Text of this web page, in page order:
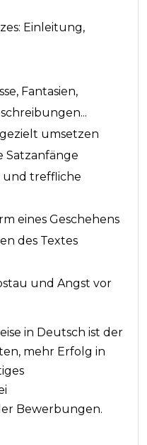
Einleitung,
Fantasien,
umsetzen
Satzanfänge
und treffliche
eines Geschehens
des Textes
und Angst vor
in Deutsch ist der
mehr Erfolg in
Bewerbungen.